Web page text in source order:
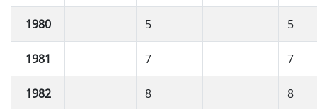
1980 5 5
1981 7 7
1982 8 8